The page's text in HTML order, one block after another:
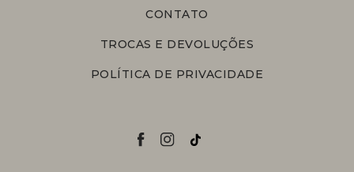
CONTATO
TROCAS E DEVOLUÇÕES
POLÍTICA DE PRIVACIDADE